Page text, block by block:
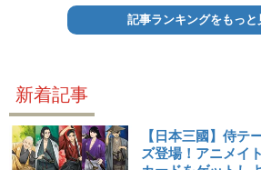
記事ランキングをもっと
新着記事
【日本三國】侍テ
ズ登場！アニメイ